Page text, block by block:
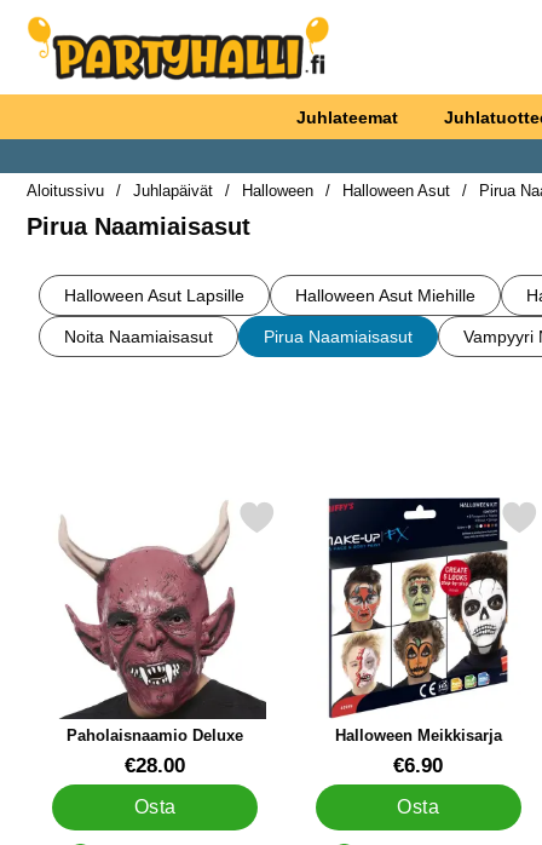
Ostoskori laajennettu Partyhallen AB
Juhlateemat
Aloitussivu
Juhlapäivät Halloween Halloween Asut Pirua
Pirua Naamiaisasut
tuotteisiinalakategoriat
Halloween Asut Lapsille Halloween Asut Miehille
Noita Naamiaisasut Pirua Naamiaisasut Vampyyri
Paholaisnaamio Deluxe
Tuote.nro 11854€28.00
Osta
Merkitse paholaisnaamio Deluxe suosikiksi
Halloween Meikkisarja
Tuote.nro 11851€6.90
Osta
Merkitse halloween